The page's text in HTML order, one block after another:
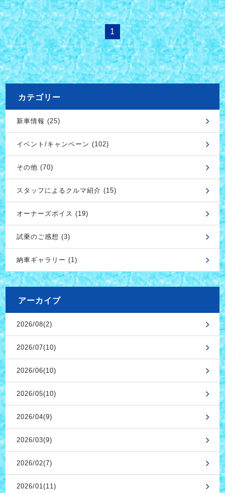
1
カテゴリー
新車情報 (25)
イベント/キャンペーン (102)
その他 (70)
スタッフによるクルマ紹介 (15)
オーナーズボイス (19)
試乗のご感想 (3)
納車ギャラリー (1)
アーカイブ
2026/08(2)
2026/07(10)
2026/06(10)
2026/05(10)
2026/04(9)
2026/03(9)
2026/02(7)
2026/01(11)